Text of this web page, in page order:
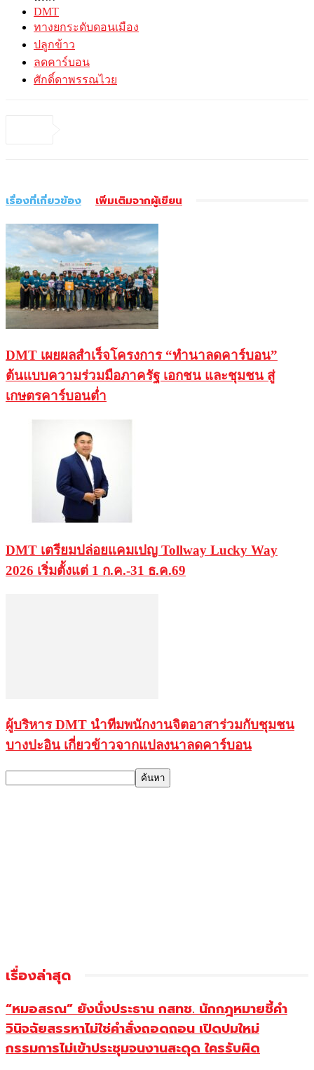
DMT
ทางยกระดับดอนเมือง
ปลูกข้าว
ลดคาร์บอน
ศักดิ์ดาพรรณไวย
เรื่องที่เกี่ยวข้อง เพิ่มเติมจากผู้เขียน
DMT เผยผลสำเร็จโครงการ “ทำนาลดคาร์บอน”
ต้นแบบความร่วมมือภาครัฐ เอกชน และชุมชน สู่
เกษตรคาร์บอนต่ำ
DMT เตรียมปล่อยแคมเปญ Tollway Lucky Way
2026 เริ่มตั้งแต่ 1 ก.ค.-31 ธ.ค.69
ผู้บริหาร DMT นำทีมพนักงานจิตอาสาร่วมกับชุมชน
บางปะอิน เกี่ยวข้าวจากแปลงนาลดคาร์บอน
เรื่องล่าสุด
“หมอสรณ” ยังนั่งประธาน กสทช. นักกฎหมายชี้คำ
วินิจฉัยสรรหาไม่ใช่คำสั่งถอดถอน เปิดปมใหม่
กรรมการไม่เข้าประชุมจนงานสะดุด ใครรับผิด